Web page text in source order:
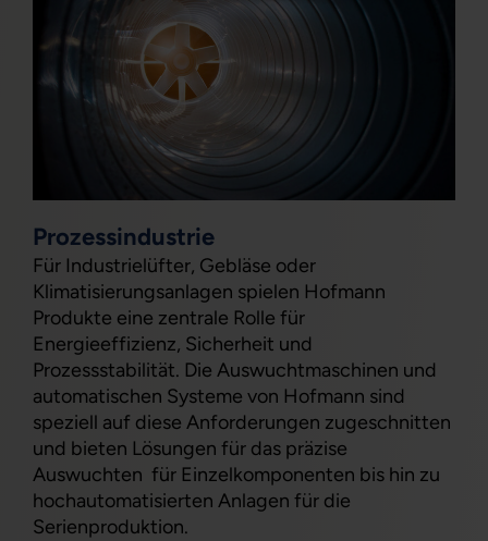
Prozessindustrie
Für Industrielüfter, Gebläse oder
Klimatisierungsanlagen spielen Hofmann
Produkte eine zentrale Rolle für
Energieeffizienz, Sicherheit und
Prozessstabilität. Die Auswuchtmaschinen und
automatischen Systeme von Hofmann sind
speziell auf diese Anforderungen zugeschnitten
und bieten Lösungen für das präzise
Auswuchten für Einzelkomponenten bis hin zu
hochautomatisierten Anlagen für die
Serienproduktion.